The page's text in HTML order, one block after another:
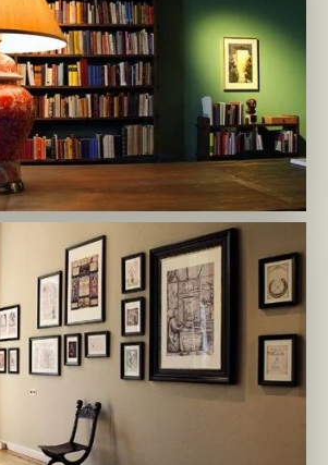
mir-gnozis.ru 1
mir-gnozis.ru 2